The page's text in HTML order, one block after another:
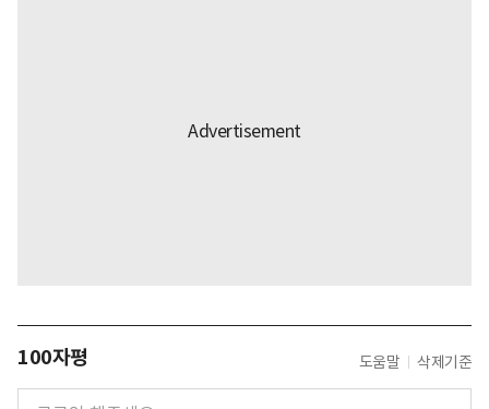
100자평 도움말 삭제기준